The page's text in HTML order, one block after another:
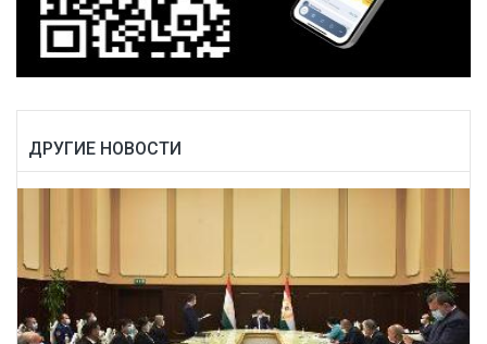
ДРУГИЕ НОВОСТИ